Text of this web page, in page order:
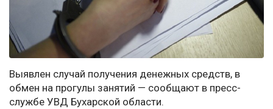
Выявлен случай получения денежных средств, в
обмен на прогулы занятий — сообщают в пресс-
службе УВД Бухарской области.